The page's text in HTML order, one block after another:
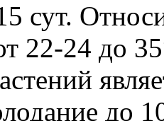
сут.
22-24 до
до